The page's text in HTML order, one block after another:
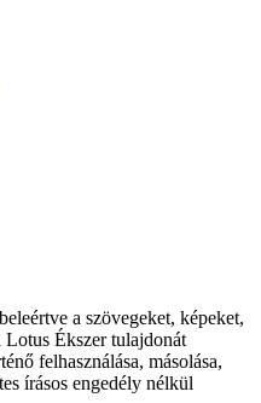
a szövegeket, képeket,
Ékszer tulajdonát
felhasználása, másolása,
írásos engedély nélkül